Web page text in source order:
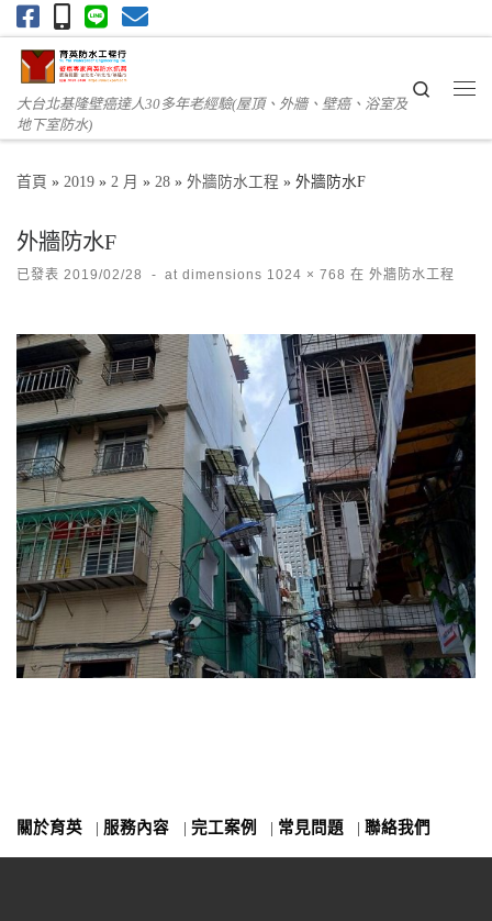
Skip to content
大台北基隆壁癌達人30多年老經驗(屋頂、外牆、壁癌、浴室及
地下室防水)
Search
首頁 » 2019 » 2 月 » 28 » 外牆防水工程 » 外牆防水F
外牆防水F
已發表 2019/02/28 - at dimensions 1024 × 768 在 外牆防水工程
關於育英 | 服務內容 | 完工案例 | 常見問題 |聯絡我們